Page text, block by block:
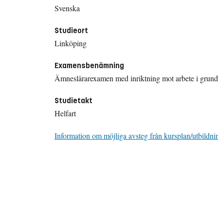
Svenska
Studieort
Linköping
Examensbenämning
Ämneslärarexamen med inriktning mot arbete i
Studietakt
Helfart
Information om möjliga avsteg från kursplan/